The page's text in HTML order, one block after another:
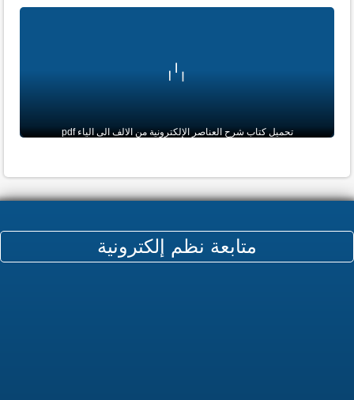
تحميل كتاب شرح العناصر الإلكترونية من الالف الى الياء pdf
متابعة نظم إلكترونية